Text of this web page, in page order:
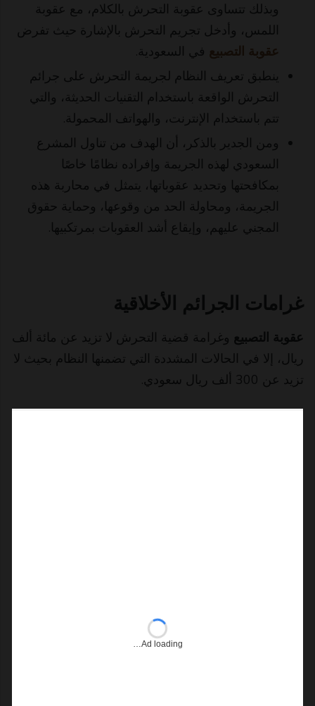
وبذلك تتساوى عقوبة التحرش بالكلام، مع عقوبة
اللمس، وأدخل تجريم التحرش بالإشارة حيث تفرض
عقوبة التصبيع في السعودية.
ينطبق تعريف النظام لجريمة التحرش على جرائم
التحرش الواقعة باستخدام التقنيات الحديثة، والتي
تتم باستخدام الإنترنت، والهواتف المحمولة.
ومن الجدير بالذكر، أن الهدف من تناول المشرع
السعودي لهذه الجريمة وإفراده نظامًا خاصًا
بمكافحتها وتحديد عقوباتها، يتمثل في محاربة هذه
الجريمة، ومحاولة الحد من وقوعها، وحماية حقوق
المجني عليهم، وإيقاع أشد العقوبات بمرتكبيها.
غرامات الجرائم الأخلاقية
عقوبة التصبيع وغرامة قضية التحرش لا تزيد عن مائة ألف
ريال، إلا في الحالات المشددة التي تضمنها النظام بحيث لا
تزيد عن 300 ألف ريال سعودي.
Ad loading…